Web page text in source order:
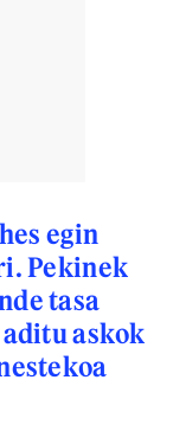
egin
Pekinek
tasa
askok